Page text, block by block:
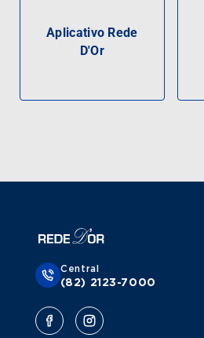
Aplicativo Rede
D'Or
Central
(82) 2123-7000